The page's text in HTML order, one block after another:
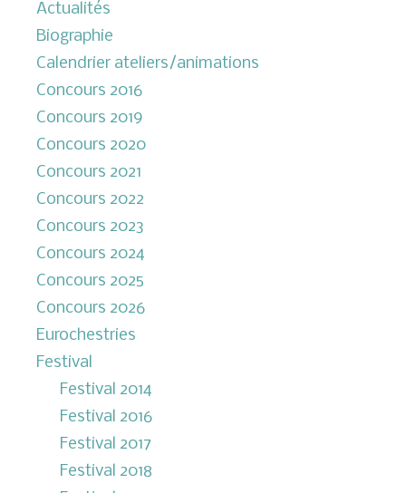
Actualités
Biographie
Calendrier ateliers/animations
Concours 2016
Concours 2019
Concours 2020
Concours 2021
Concours 2022
Concours 2023
Concours 2024
Concours 2025
Concours 2026
Eurochestries
Festival
Festival 2014
Festival 2016
Festival 2017
Festival 2018